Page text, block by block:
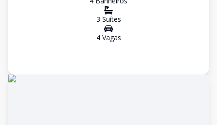
3 Suítes
4Vagas